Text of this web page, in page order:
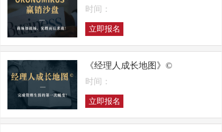
时间：
立即报名
《经理人成长地图》©
时间：
立即报名